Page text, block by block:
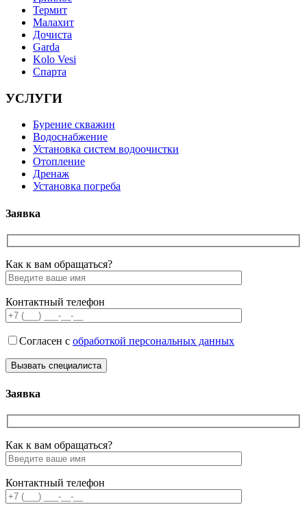
Термит
Малахит
Дочиста
Garda
Kolo Vesi
Спарта
УСЛУГИ
Бурение скважин
Водоснабжение
Установка систем водоочистки
Отопление
Дренаж
Установка погреба
Заявка
Как к вам обращаться?
Контактный телефон
Согласен с обработкой персональных данных
Заявка
Как к вам обращаться?
Контактный телефон